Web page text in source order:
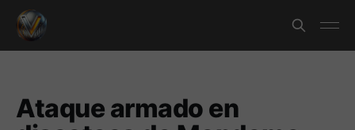
Ataque armado en